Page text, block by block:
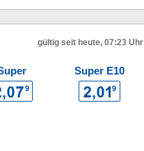
gültig seit heute, 07:23 Uhr
Super E10